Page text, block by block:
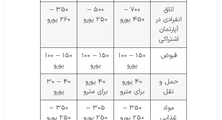
اتاق
انفرادی در
آپارتمان
اشتراکی
700 –
450 یورو
500 –
250 یورو
350 –
260 یورو
قبوض
150 – 100
یورو
150 – 100
یورو
150 – 100
یورو
حمل و
نقل
40 یورو
برای مترو
40 یورو
برای مترو
40 – 30
یورو
مواد
غذایی
350 –
250 یورو
305 –
250 یورو
350 –
250 یورو